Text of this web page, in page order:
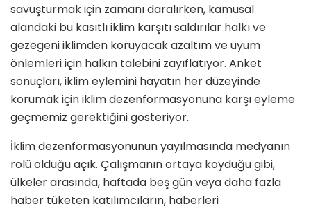
savuşturmak için zamanı daralırken, kamusal
alandaki bu kasıtlı iklim karşıtı saldırılar halkı ve
gezegeni iklimden koruyacak azaltım ve uyum
önlemleri için halkın talebini zayıflatıyor. Anket
sonuçları, iklim eylemini hayatın her düzeyinde
korumak için iklim dezenformasyonuna karşı eyleme
geçmemiz gerektiğini gösteriyor.
İklim dezenformasyonunun yayılmasında medyanın
rolü olduğu açık. Çalışmanın ortaya koyduğu gibi,
ülkeler arasında, haftada beş gün veya daha fazla
haber tüketen katılımcıların, haberleri